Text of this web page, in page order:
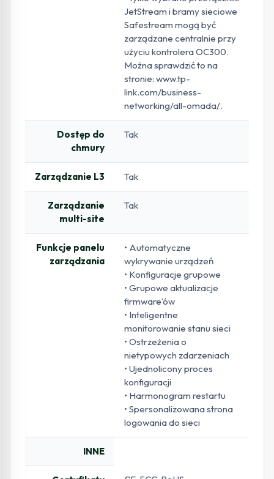
JetStream i bramy sieciowe
Safestream mogą być
zarządzane centralnie przy
użyciu kontrolera OC300.
Można sprawdzić to na
stronie: www.tp-
link.com/business-
networking/all-omada/.
Dostęp do
chmury
Tak
Zarządzanie L3 Tak
Zarządzanie
multi-site
Tak
Funkcje panelu
zarządzania
• Automatyczne
wykrywanie urządzeń
• Konfiguracje grupowe
• Grupowe aktualizacje
firmware’ów
• Inteligentne
monitorowanie stanu sieci
• Ostrzeżenia o
nietypowych zdarzeniach
• Ujednolicony proces
konfiguracji
• Harmonogram restartu
• Spersonalizowana strona
logowania do sieci
INNE